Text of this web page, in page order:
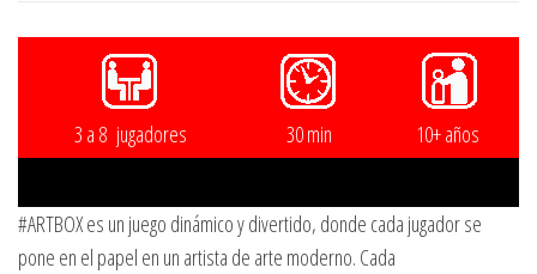
3 a 8 jugadores 30 min 10+ años
#ARTBOX es un juego dinámico y divertido, donde cada jugador se
pone en el papel en un artista de arte moderno. Cada